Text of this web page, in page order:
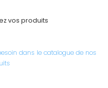
vos produits
dans le catalogue de nos